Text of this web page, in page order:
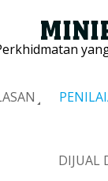
DIJUAL